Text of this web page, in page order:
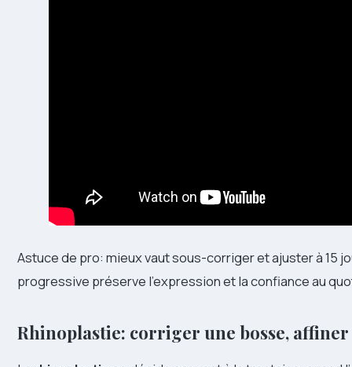
Astuce de pro: mieux vaut sous-corriger et ajuster à 15
progressive préserve l’expression et la confiance au
Rhinoplastie: corriger une bosse,